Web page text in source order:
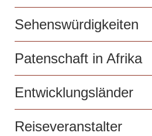
Sehenswürdigkeiten
Patenschaft in Afrika
Entwicklungsländer
Reiseveranstalter